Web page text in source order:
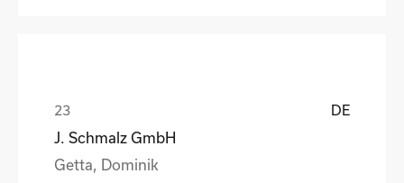
DE
J. Schmalz GmbH
Getta, Dominik